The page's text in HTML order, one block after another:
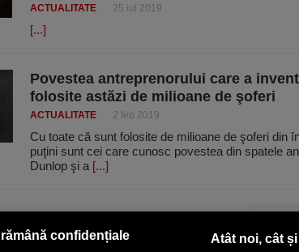
ACTUALITATE 25 iul 2019
[...]
Povestea antreprenorului care a
folosite astăzi de milioane de şoferi
ACTUALITATE 2 feb 2019
Cu toate că sunt folosite de milioane de şoferi din
puţini sunt cei care cunosc povestea din spatele
Dunlop şi a [...]
confidențiale Atât noi, cât